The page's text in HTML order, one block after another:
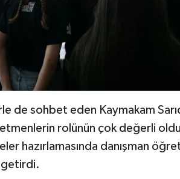
de sohbet eden Kaymakam
rolünün çok değerli
hazırlamasında danışman
getirdi.